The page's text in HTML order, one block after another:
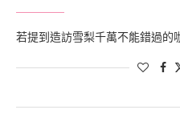
若提到造訪雪梨千萬不能錯過的